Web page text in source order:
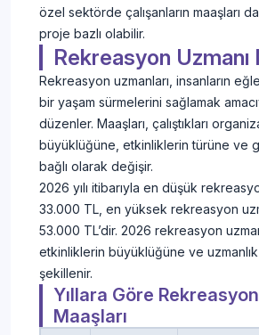
özel sektörde çalışanların maaşları
proje bazlı olabilir.
Rekreasyon Uzmanı
Rekreasyon uzmanları, insanların
bir yaşam sürmelerini sağlamak
düzenler. Maaşları, çalıştıkları
büyüklüğüne, etkinliklerin türüne ve
bağlı olarak değişir.
2026 yılı itibarıyla en düşük
33.000 TL, en yüksek rekreasyon
53.000 TL’dir. 2026 rekreasyon
etkinliklerin büyüklüğüne ve
şekillenir.
Yıllara Göre
Maaşları